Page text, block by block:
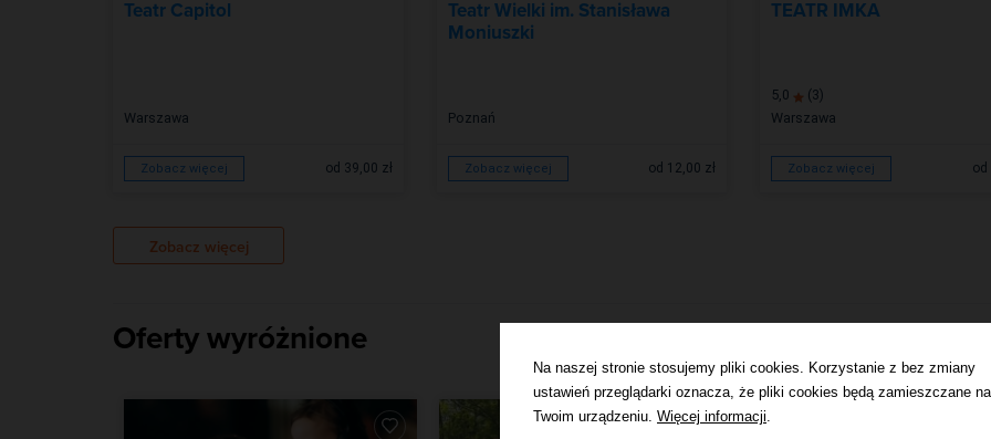
Teatr Capitol
Warszawa
Zobacz więcej od 39,00 zł
Teatr Wielki im. Stanisława
Moniuszki
Poznań
Zobacz więcej od 12,00 zł
TEATR IMKA
5,0
(3)
Warszawa
Zobacz więcej od
Zobacz więcej
Oferty wyróżnione
Na naszej stronie stosujemy pliki cookies. Korzystanie z bez zmiany
ustawień przeglądarki oznacza, że pliki cookies będą zamieszczane na
Twoim urządzeniu. Więcej informacji